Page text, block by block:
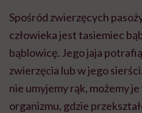
Spośród zwierzęcych
człowieka jest tasiemiec
bąblowicę. Jego jaja
zwierzęcia lub w jego
nie umyjemy rąk, możemy
organizmu, gdzie